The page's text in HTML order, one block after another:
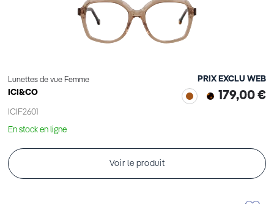
Lunettes de vue Femme
ICI&CO
ICIF2601
PRIX EXCLU WEB
179,00 €
En stock en ligne
Voir le produit